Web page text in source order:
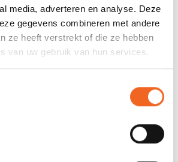
media, adverteren en analyse. Deze
gegevens combineren met andere
ze heeft verstrekt of die ze hebben
van uw gebruik van hun services.